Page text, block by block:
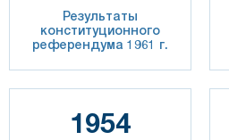
Результаты
конституционного
референдума 1961 г.
1954